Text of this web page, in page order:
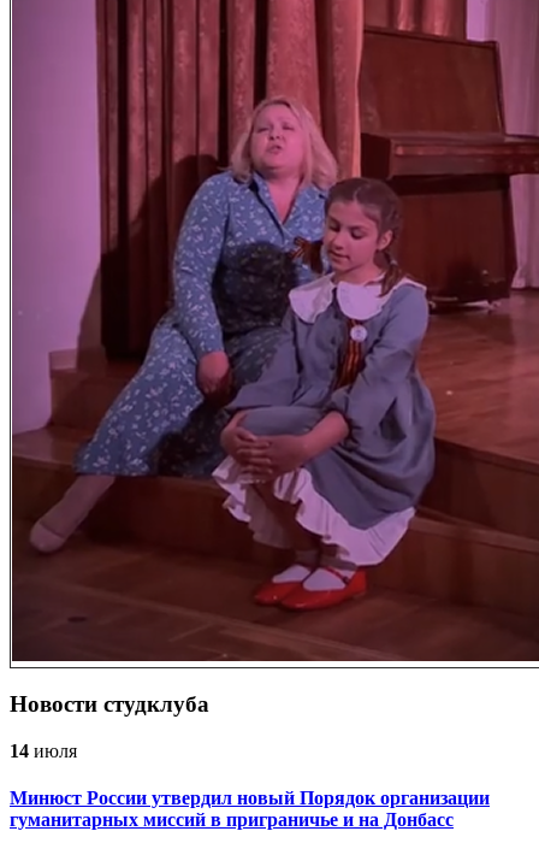
Новости студклуба
14 июля
Минюст России утвердил новый Порядок организации
гуманитарных миссий в приграничье и на Донбасс